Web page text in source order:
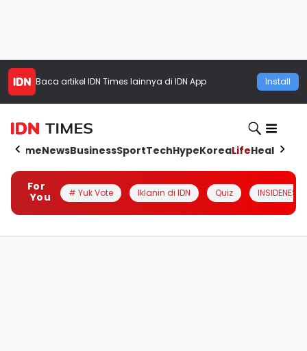
Baca artikel IDN Times lainnya di IDN App Install
HomeNewsBusinessSportTechHypeKoreaLifeHealth
For
You
# Yuk Vote Iklanin di IDN Quiz INSIDENESIA